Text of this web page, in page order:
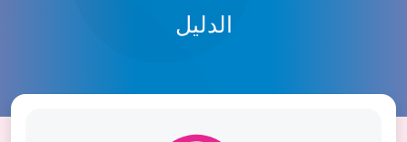
الدليل